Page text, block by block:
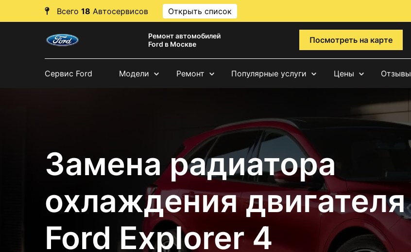
Всего 18 Автосервисов Открыть список
Ремонт автомобилей
Ford в Москве
Посмотреть на карте
Сервис Ford Модели Ремонт Популярные услуги Цены Отзывы
Замена радиатора
охлаждения двигателя
Ford Explorer 4